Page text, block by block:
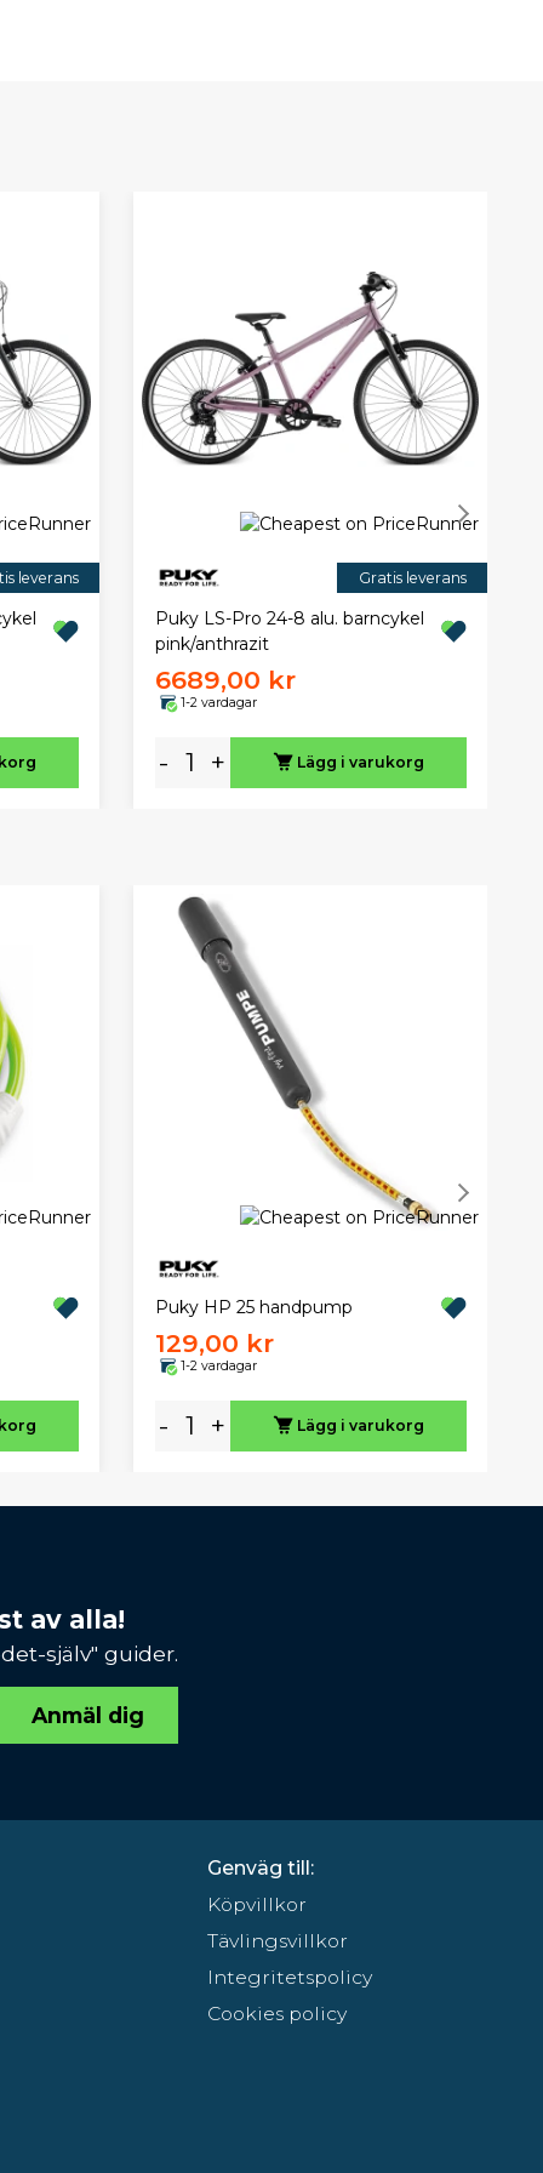
leverans Gratis leverans
Puky LS-Pro 24-8 alu. barncykel
pink/anthrazit
6689,00 kr
1-2 vardagar
- + Lägg i varukorg
Puky HP 25 handpump
129,00 kr
1-2 vardagar
- + Lägg i varukorg
av alla!
själv" guider.
Anmäl dig
Genväg till:
Köpvillkor
Tävlingsvillkor
Integritetspolicy
Cookies policy